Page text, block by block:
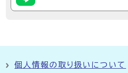
個人情報の取り扱いについて